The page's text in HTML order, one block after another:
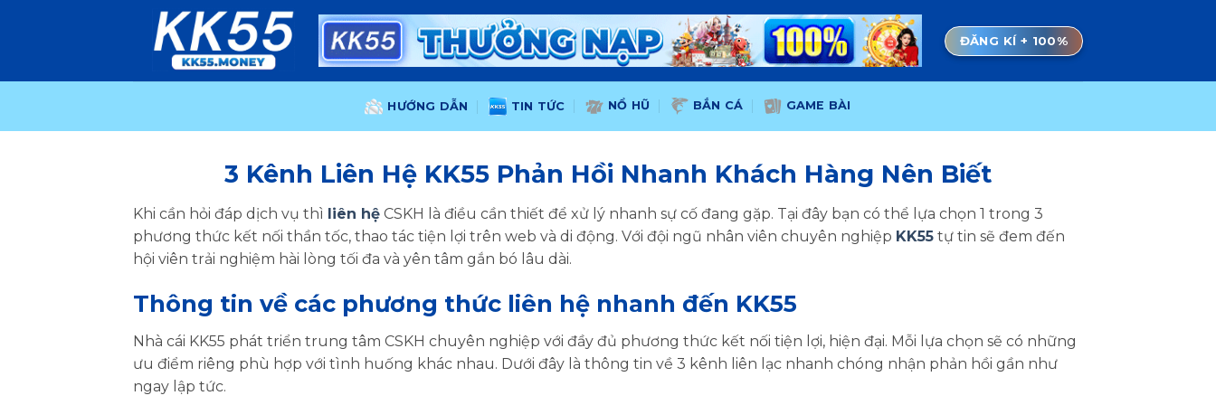
dung
ĐĂNG KÍ + 100%
HƯỚNG DẪN TIN TỨC NỔ HŨ BẮN CÁ GAME BÀI
3 Kênh Liên Hệ KK55 Phản Hồi Nhanh Khách Hàng Nên Biết
Khi cần hỏi đáp dịch vụ thì liên hệ CSKH là điều cần thiết để xử lý nhanh sự cố đang gặp. Tại đây bạn có thể lựa chọn 1 trong 3
phương thức kết nối thần tốc, thao tác tiện lợi trên web và di động. Với đội ngũ nhân viên chuyên nghiệp KK55 tự tin sẽ đem đến
hội viên trải nghiệm hài lòng tối đa và yên tâm gắn bó lâu dài.
Thông tin về các phương thức liên hệ nhanh đến KK55
Nhà cái KK55 phát triển trung tâm CSKH chuyên nghiệp với đầy đủ phương thức kết nối tiện lợi, hiện đại. Mỗi lựa chọn sẽ có những
ưu điểm riêng phù hợp với tình huống khác nhau. Dưới đây là thông tin về 3 kênh liên lạc nhanh chóng nhận phản hồi gần như
ngay lập tức.